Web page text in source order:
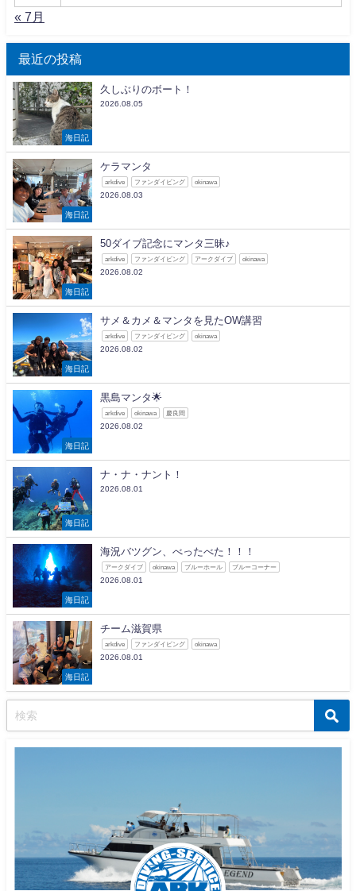
« 7月
最近の投稿
海日記
久しぶりのボート！
2026.08.05
海日記
ケラマンタ
arkdive ファンダイビング okinawa
2026.08.03
海日記
50ダイブ記念にマンタ三昧♪
arkdive ファンダイビング アークダイブ okinawa
2026.08.02
海日記
サメ＆カメ＆マンタを見たOW講習
arkdive ファンダイビング okinawa
2026.08.02
海日記
黒島マンタ🌟
arkdive okinawa 慶良間
2026.08.02
海日記
ナ・ナ・ナント！
2026.08.01
海日記
海況バツグン、べったべた！！！
アークダイブ okinawa ブルーホール ブルーコーナー
2026.08.01
海日記
チーム滋賀県
arkdive ファンダイビング okinawa
2026.08.01